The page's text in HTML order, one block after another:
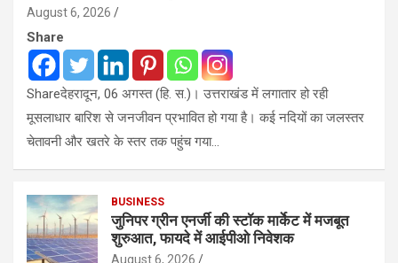
August 6, 2026
Share
Shareदेहरादून, 06 अगस्त (हि. स.)। उत्तराखंड में लगातार हो रही
मूसलाधार बारिश से जनजीवन प्रभावित हो गया है। कई नदियों का जलस्तर
चेतावनी और खतरे के स्तर तक पहुंच गया…
BUSINESS
जुनिपर ग्रीन एनर्जी की स्टॉक मार्केट में मजबूत
शुरुआत, फायदे में आईपीओ निवेशक
August 6, 2026